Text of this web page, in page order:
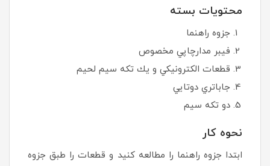
محتويات بسته
جزوه راهنما
فيبر مدارچاپي مخصوص
قطعات الكترونيكي و يك تكه سيم‌ لحيم
جاباتري دوتايي
دو تكه سيم
نحوه كار
ابتدا جزوه راهنما را مطالعه كنيد و قطعات را طبق جزوه